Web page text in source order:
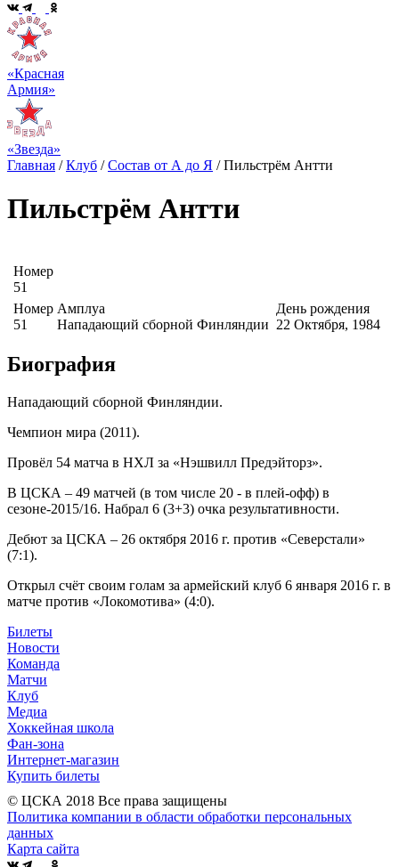
«Красная
Армия»
«Звезда»
Главная /Клуб /Состав от А до Я /Пильстрём Антти
Пильстрём Антти
Номер
51
Номер
51
Амплуа
Нападающий сборной Финляндии
День рождения
22 Октября, 1984
Биография
Нападающий сборной Финляндии.
Чемпион мира (2011).
Провёл 54 матча в НХЛ за «Нэшвилл Предэйторз».
В ЦСКА – 49 матчей (в том числе 20 - в плей-офф) в
сезоне-2015/16. Набрал 6 (3+3) очка результативности.
Дебют за ЦСКА – 26 октября 2016 г. против «Северстали»
(7:1).
Открыл счёт своим голам за армейский клуб 6 января 2016 г. в
матче против «Локомотива» (4:0).
Билеты
Новости
Команда
Матчи
Клуб
Медиа
Хоккейная школа
Фан-зона
Интернет-магазин
Купить билеты
© ЦСКА 2018 Все права защищены
Политика компании в области обработки персональных
данных
Карта сайта